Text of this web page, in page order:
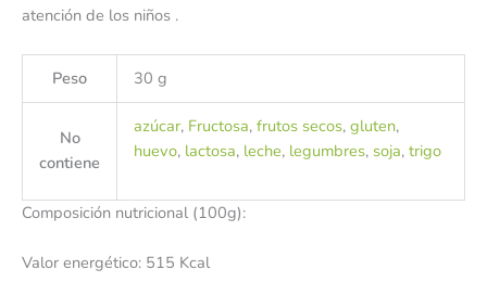
atención de los niños .
Peso 30 g
No
contiene
azúcar, Fructosa, frutos secos, gluten,
huevo, lactosa, leche, legumbres, soja, trigo
Composición nutricional (100g):
Valor energético: 515 Kcal